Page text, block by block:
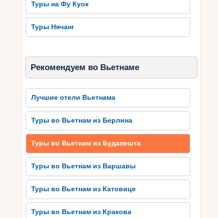
свои тайны и оставить незабываемые
достопримечательности,
которые стоит посетить во
Вьетнаме
Вьетнам – страна с богатой историей и
культурой, которая предлагает множество
экскурсионных маршрутов и
достопримечательностей для посетителей.
Одним из интересных мест является столица
страны, город Ханой. Здесь можно посетить
Храм литературы, Большой театр муртадов и
Храм Нгọc Сон, которые своей архитектурой и
туристов.
Туры на Фу Куок
Туры Нячанг
Рекомендуем во Вьетнаме
Лучшие отели Вьетнама
Туры во Вьетнам из Берлина
Туры во Вьетнам из Будапешта
Туры во Вьетнам из Варшавы
Туры во Вьетнам из Катовице
Туры во Вьетнам из Кракова